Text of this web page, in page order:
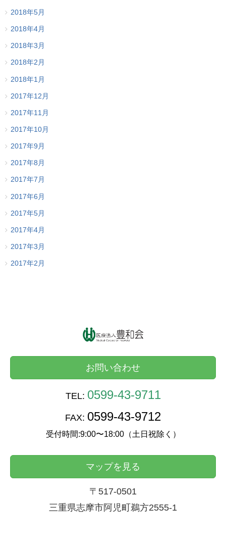
2018年5月
2018年4月
2018年3月
2018年2月
2018年1月
2017年12月
2017年11月
2017年10月
2017年9月
2017年8月
2017年7月
2017年6月
2017年5月
2017年4月
2017年3月
2017年2月
お問い合わせ
TEL: 0599-43-9711
FAX: 0599-43-9712
受付時間:9:00〜18:00（土日祝除く）
マップを見る
〒517-0501
三重県志摩市阿児町鵜方2555-1